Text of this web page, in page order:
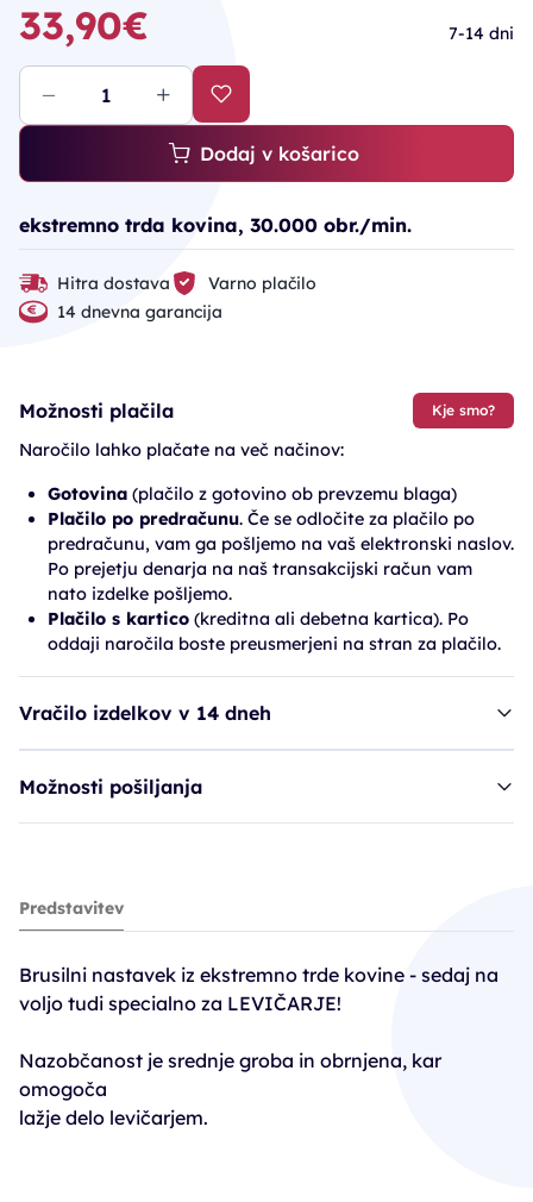
33,90€ 7-14 dni
Dodaj v košarico
ekstremno trda kovina, 30.000 obr./min.
Hitra dostava
Varno plačilo
14 dnevna garancija
Možnosti plačila Kje smo?
Naročilo lahko plačate na več načinov:
Gotovina (plačilo z gotovino ob prevzemu blaga)
Plačilo po predračunu. Če se odločite za plačilo po
predračunu, vam ga pošljemo na vaš elektronski naslov.
Po prejetju denarja na naš transakcijski račun vam
nato izdelke pošljemo.
Plačilo s kartico (kreditna ali debetna kartica). Po
oddaji naročila boste preusmerjeni na stran za plačilo.
Vračilo izdelkov v 14 dneh
Možnosti pošiljanja
Ruck nastavek, brusilni - 429X-045/L
33,90€
Predstavitev
Brusilni nastavek iz ekstremno trde kovine - sedaj na
voljo tudi specialno za LEVIČARJE!
Nazobčanost je srednje groba in obrnjena, kar
omogoča
lažje delo levičarjem.